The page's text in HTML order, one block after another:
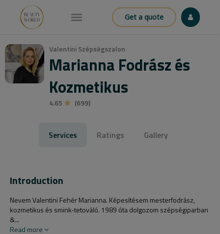
Get a quote
Valentini Szépségszalon
Marianna Fodrász és
Kozmetikus
4.65 (699)
Services Ratings Gallery
Introduction
Nevem Valentini Fehér Marianna. Képesítésem mesterfodrász,
kozmetikus és smink-tetováló. 1989 óta dolgozom szépségiparban
&...
Read more